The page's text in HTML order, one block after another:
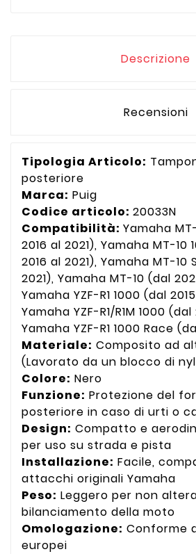
Descrizione
Recensioni
Tipologia Articolo:
posteriore
Marca: Puig
Codice articolo: 20033N
Compatibilità: Yamaha
2016 al 2021), Yamaha MT-10
2016 al 2021), Yamaha MT-10
2021), Yamaha MT-10 (dal
Yamaha YZF-R1 1000 (dal
Yamaha YZF-R1/R1M 1000 (dal
Yamaha YZF-R1 1000 Race
Materiale: Composito ad
(Lavorato da un blocco di
Colore: Nero
Funzione: Protezione del
posteriore in caso di urti o
Design: Compatto e
per uso su strada e pista
Installazione: Facile,
attacchi originali Yamaha
Peso: Leggero per non
bilanciamento della moto
Omologazione: Conforme
europei